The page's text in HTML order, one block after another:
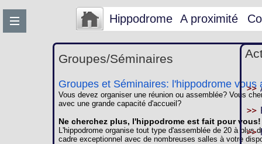
Hippodrome A proximité
Groupes/Séminaires
Groupes et Séminaires: l'hippodrome vous
Vous devez organiser une réunion ou assemblée? Vous
avec une grande capacité d'accueil?
Ne cherchez plus, l'hippodrome est fait pour vous!
L'hippodrome organise tout type d'assemblée de 20 à plus
cadre exceptionnel avec de nombreuses salles à votre